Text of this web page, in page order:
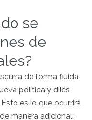
se
de
de forma fluida,
política y diles
es lo que ocurrirá
manera adicional: